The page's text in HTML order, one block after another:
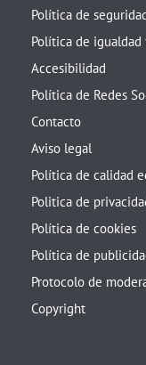
Política de
Política de igualdad
Accesibilidad
Política de Redes
Contacto
Aviso legal
Política de calidad
Politica de
Política de cookies
Política de
Protocolo de
Copyright